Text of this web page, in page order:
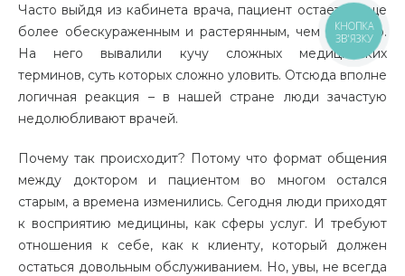
Часто выйдя из кабинета врача, пациент остается еще
более обескураженным и растерянным, чем до этого.
На него вывалили кучу сложных медицинских
терминов, суть которых сложно уловить. Отсюда вполне
логичная реакция – в нашей стране люди зачастую
недолюбливают врачей.
Почему так происходит? Потому что формат общения
между доктором и пациентом во многом остался
старым, а времена изменились. Сегодня люди приходят
к восприятию медицины, как сферы услуг. И требуют
отношения к себе, как к клиенту, который должен
остаться довольным обслуживанием. Но, увы, не всегда
КНОПКА
ЗВ'ЯЗКУ